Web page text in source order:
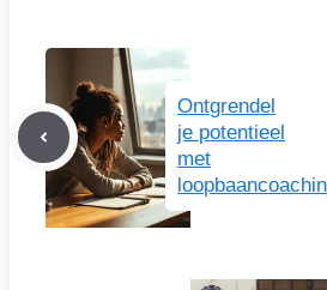
Ontgrendel
je potentieel
met